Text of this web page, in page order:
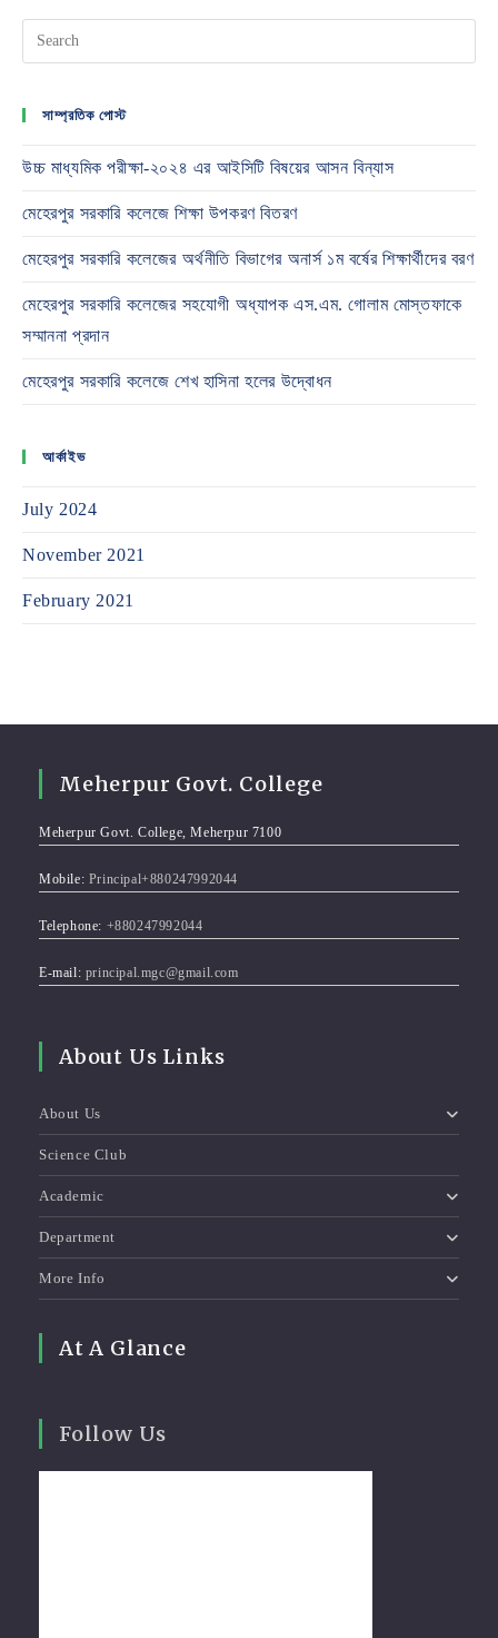
প্রদান
সাম্প্রতিক পোস্ট
উচ্চ মাধ্যমিক পরীক্ষা-২০২৪ এর আইসিটি বিষয়ের আসন বিন্যাস
মেহেরপুর সরকারি কলেজে শিক্ষা উপকরণ বিতরণ
মেহেরপুর সরকারি কলেজের অর্থনীতি বিভাগের অনার্স ১ম বর্ষের শিক্ষার্থীদের বরণ
মেহেরপুর সরকারি কলেজের সহযোগী অধ্যাপক এস.এম. গোলাম মোস্তফাকে
সম্মাননা প্রদান
মেহেরপুর সরকারি কলেজে শেখ হাসিনা হলের উদ্বোধন
আর্কাইভ
July 2024
November 2021
February 2021
Meherpur Govt. College
Meherpur Govt. College, Meherpur 7100
Mobile: Principal+880247992044
Telephone: +880247992044
E-mail: principal.mgc@gmail.com
About Us Links
About Us
Science Club
Academic
Department
More Info
At A Glance
Follow Us